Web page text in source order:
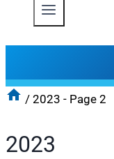
/ 2023 - Page 2
2023